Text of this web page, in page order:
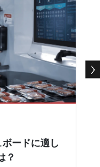
ードに適し
？